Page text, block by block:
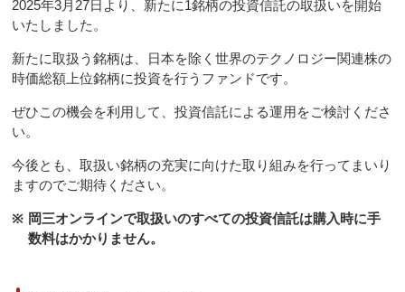
2025年3月27日より、新たに1銘柄の投資信託の取扱いを開始
いたしました。
新たに取扱う銘柄は、日本を除く世界のテクノロジー関連株の
時価総額上位銘柄に投資を行うファンドです。
ぜひこの機会を利用して、投資信託による運用をご検討くださ
い。
今後とも、取扱い銘柄の充実に向けた取り組みを行ってまいり
ますのでご期待ください。
※ 岡三オンラインで取扱いのすべての投資信託は購入時に手
数料はかかりません。